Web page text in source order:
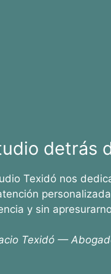
detrás
Texidó nos
y sin
Texidó —